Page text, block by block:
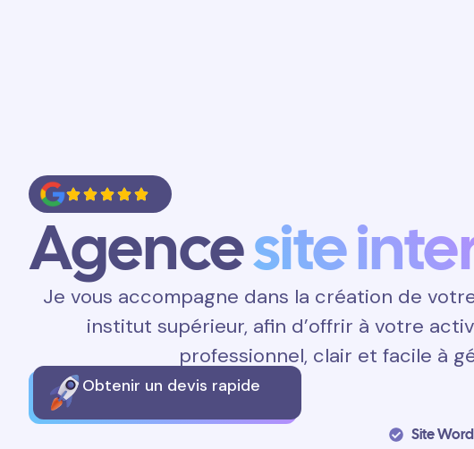
Agencesite
Je vous accompagne dans la création de
institut supérieur, afin d’offrir à votre
professionnel, clair et facile à
Obtenir un devis rapide
Site